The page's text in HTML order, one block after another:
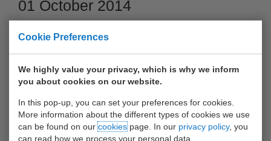
Cookie Preferences
We highly value your privacy, which is why we inform
you about cookies on our website.
In this pop-up, you can set your preferences for cookies.
More information about the different types of cookies we use
can be found on ourcookiespage. In our privacy policy, you
can read how we process your personal data.
01 October 2014